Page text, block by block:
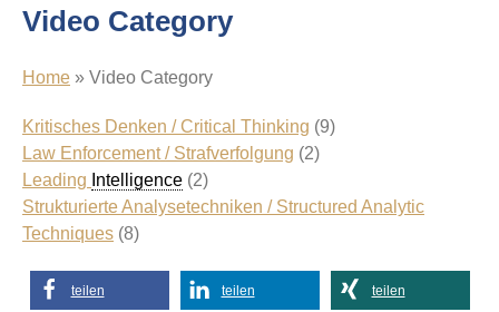
Video Category
Home » Video Category
Kritisches Denken / Critical Thinking (9)
Law Enforcement / Strafverfolgung (2)
Leading Intelligence (2)
Strukturierte Analysetechniken / Structured Analytic
Techniques (8)
teilen teilen teilen